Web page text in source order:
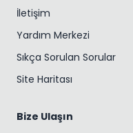
İletişim
Yardım Merkezi
Sıkça Sorulan Sorular
Site Haritası
Bize Ulaşın